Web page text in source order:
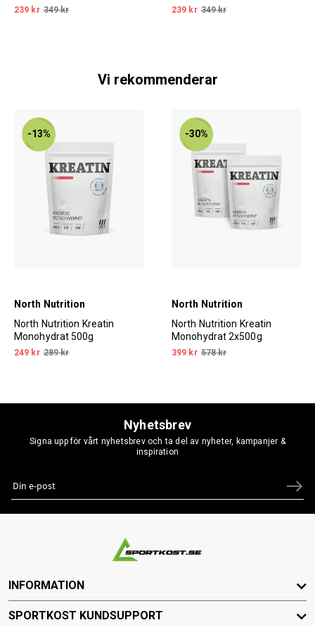
239 kr 349 kr 239 kr 349 kr
Vi rekommenderar
-13%
North Nutrition
North Nutrition Kreatin
Monohydrat 500g
249 kr 289 kr
-30%
North Nutrition
North Nutrition Kreatin
Monohydrat 2x500g
399 kr 578 kr
Nyhetsbrev
Signa upp för vårt nyhetsbrev och ta del av nyheter, kampanjer &
inspiration
INFORMATION
SPORTKOST KUNDSUPPORT